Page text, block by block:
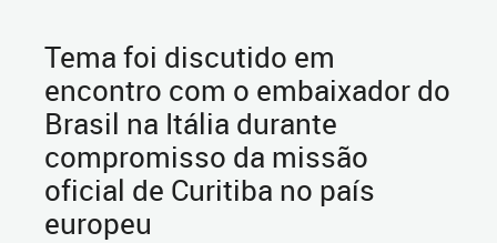
Tema foi discutido em
encontro com o embaixador do
Brasil na Itália durante
compromisso da missão
oficial de Curitiba no país
europeu